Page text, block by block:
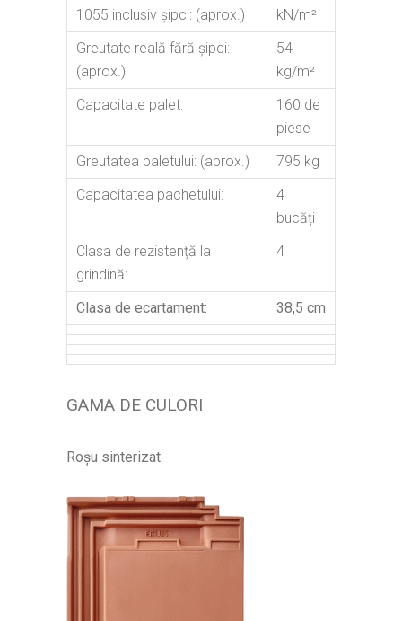
1055 inclusiv șipci: (aprox.)
kN/m²
Greutate reală fără șipci:
(aprox.)
54
kg/m²
Capacitate palet:
160 de
piese
Greutatea paletului: (aprox.)
795 kg
Capacitatea pachetului:
4
bucăți
Clasa de rezistență la
grindină:
4
Clasa de ecartament: 38,5 cm
GAMA DE CULORI
Roșu sinterizat